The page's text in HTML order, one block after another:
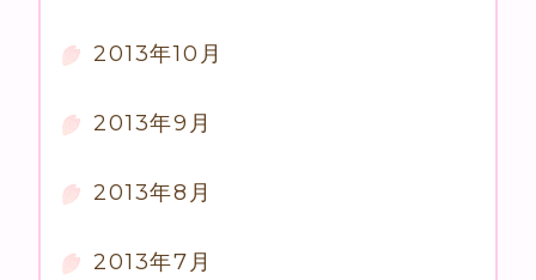
2013年10月
2013年9月
2013年8月
2013年7月